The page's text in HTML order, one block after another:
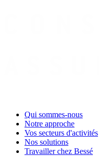
Qui sommes-nous
Notre approche
Vos secteurs d'activités
Nos solutions
Travailler chez Bessé